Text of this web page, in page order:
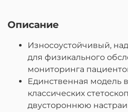
Описание
Износоустойчивый,
для физикального
мониторинга
Единственная модель
классических
двустороннюю